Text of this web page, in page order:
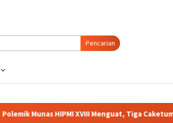
Pencarian
Munas HIPMI XVIII Menguat, Tiga Caketum